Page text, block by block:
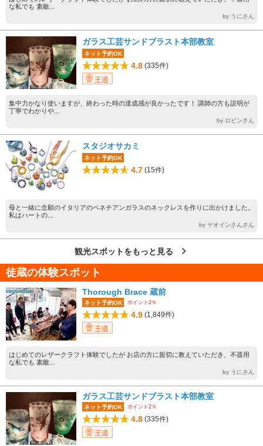
な私でも 素敵...
by うにさん
ガラス工芸サンドブラスト本部教室
ネット予約OK
4.8 (335件)
王道
集中力かなり使いますが、終わった時の達成感が良かったです！ 講師の方も説明が
丁寧でわかりや...
by ロビンさん
スタジオサカミ
ネット予約OK
4.7 (15件)
母と一緒に念願のイタリアのベネチアンガラスのネックレスを作りに出かけました。
私はハートの...
by ヤオインさんさん
観光スポットをもっと見る
徒蔵の体験スポット
Thorough Brace 蔵前
ネット予約OK ポイント2％
4.9 (1,849件)
王道
はじめてのレザークラフト体験でしたが お店の方に親切に教えていただき、不器用
な私でも 素敵...
by うにさん
ガラス工芸サンドブラスト本部教室
ネット予約OK ポイント2％
4.8 (335件)
王道